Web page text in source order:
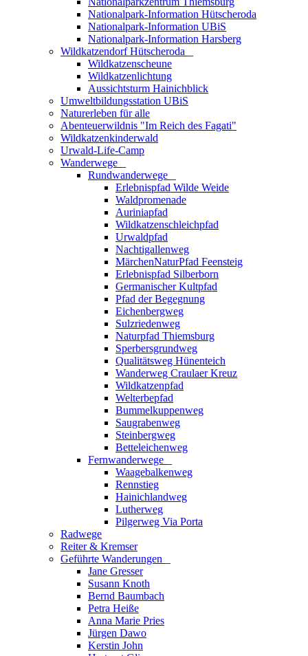
Nationalpark-Information Hütscheroda
Nationalpark-Information UBiS
Nationalpark-Information Harsberg
Wildkatzendorf Hütscheroda
Wildkatzenscheune
Wildkatzenlichtung
Aussichtsturm Hainichblick
Umweltbildungsstation UBiS
Naturerleben für alle
Abenteuerwildnis "Im Reich des Fagati"
Wildkatzenkinderwald
Urwald-Life-Camp
Wanderwege
Rundwanderwege
Erlebnispfad Wilde Weide
Waldpromenade
Auriniapfad
Wildkatzenschleichpfad
Urwaldpfad
Nachtigallenweg
MärchenNaturPfad Feensteig
Erlebnispfad Silberborn
Germanischer Kultpfad
Pfad der Begegnung
Eichenbergweg
Sulzriedenweg
Naturpfad Thiemsburg
Sperbersgrundweg
Qualitätsweg Hünenteich
Wanderweg Craulaer Kreuz
Wildkatzenpfad
Welterbepfad
Bummelkuppenweg
Saugrabenweg
Steinbergweg
Betteleichenweg
Fernwanderwege
Waagebalkenweg
Rennstieg
Hainichlandweg
Lutherweg
Pilgerweg Via Porta
Radwege
Reiter & Kremser
Geführte Wanderungen
Jane Gresser
Susann Knoth
Bernd Baumbach
Petra Heiße
Anna Marie Pries
Jürgen Dawo
Kerstin John